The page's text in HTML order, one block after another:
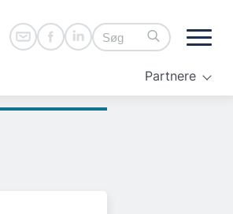
Partnere